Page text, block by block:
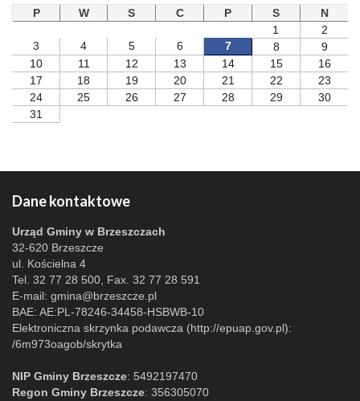
P
W S C P S
N
1
2
3
4 5 6 7 8
9
10
11 12 13 14 15
16
17
18 19 20 21 22
23
24
25 26 27 28 29
30
31
Dane kontaktowe
Urząd Gminy w Brzeszczach
32-620 Brzeszcze
ul. Kościelna 4
Tel. 32 77 28 500, Fax. 32 77 28 591
E-mail: gmina@brzeszcze.pl
BAE: AE:PL-78246-34458-HSBWB-10
Elektroniczna skrzynka podawcza (http://epuap.gov.pl):
/6m973oagob/skrytka
NIP Gminy Brzeszcze: 5492197470
Regon Gminy Brzeszcze: 356305070